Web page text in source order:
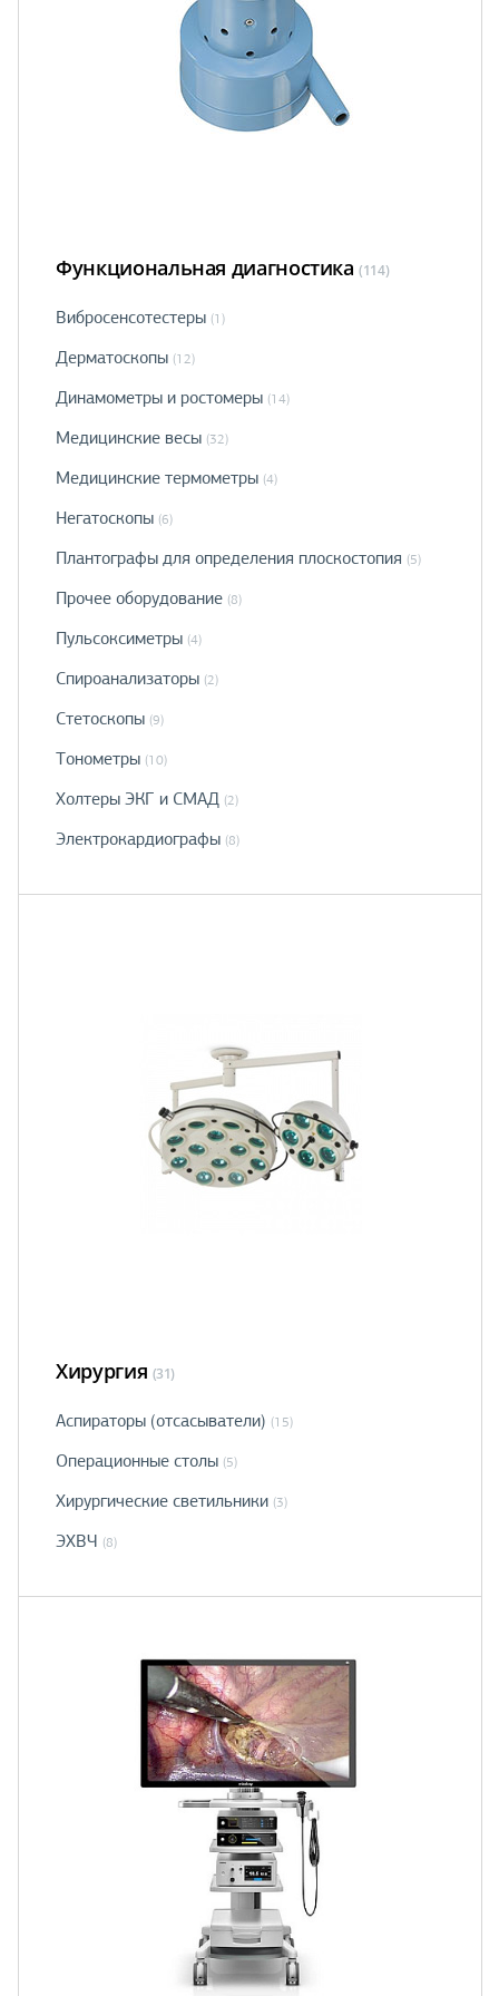
Функциональная диагностика (114)
Вибросенсотестеры (1)
Дерматоскопы (12)
Динамометры и ростомеры (14)
Медицинские весы (32)
Медицинские термометры (4)
Негатоскопы (6)
Плантографы для определения плоскостопия (5)
Прочее оборудование (8)
Пульсоксиметры (4)
Спироанализаторы (2)
Стетоскопы (9)
Тонометры (10)
Холтеры ЭКГ и СМАД (2)
Электрокардиографы (8)
Хирургия (31)
Аспираторы (отсасыватели) (15)
Операционные столы (5)
Хирургические светильники (3)
ЭХВЧ (8)